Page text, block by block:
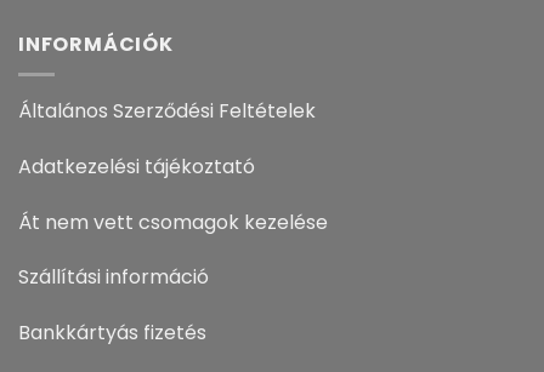
INFORMÁCIÓK
Általános Szerződési Feltételek
Adatkezelési tájékoztató
Át nem vett csomagok kezelése
Szállítási információ
Bankkártyás fizetés